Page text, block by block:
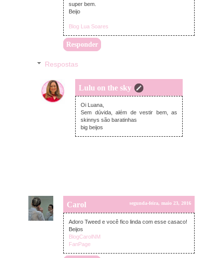
super bem.
Beijo
Blog Lua Soares
Responder
Respostas
Lulu on the sky
terça-feira, maio 24, 2016
Oi Luana,
Sem dúvida, além de vestir bem, as
skinnys são baratinhas
big beijos
Carol segunda-feira, maio 23, 2016
Adoro Tweed e você fico linda com esse casaco!
Beijos
BlogCarolNM
FanPage